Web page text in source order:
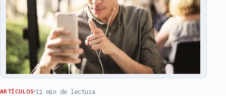
ARTÍCULOS 11 min de lectura